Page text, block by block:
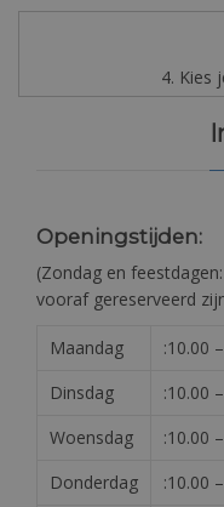
4. Kies
Openingstijden:
(Zondag en
vooraf gereserveerd
Maandag
:10.00
Dinsdag
:10.00
Woensdag
:10.00
Donderdag
:10.00